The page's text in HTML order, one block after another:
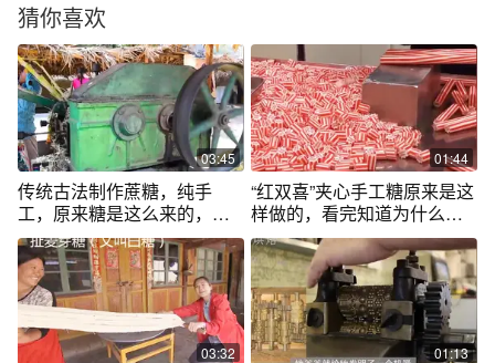
猜你喜欢
03:45
传统古法制作蔗糖，纯手
工，原来糖是这么来的，也
就在农村能看到
01:44
“红双喜”夹心手工糖原来是这
样做的，看完知道为什么卖
这么贵了
03:32 01:13